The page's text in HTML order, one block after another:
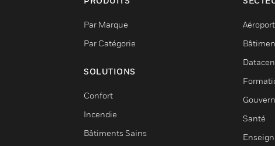
Par Marque
Par Catégorie
SOLUTIONS
Confort
Incendie
Bâtiments Sains
Santé